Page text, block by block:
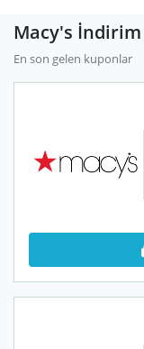
Macy's
En son gelen kuponlar